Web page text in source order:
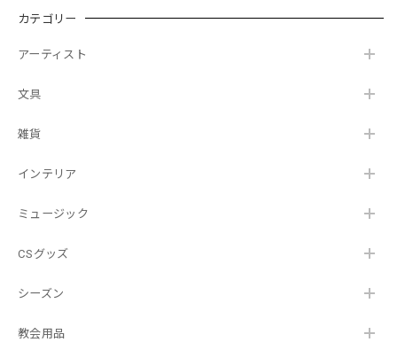
カテゴリー
アーティスト
文具
雑貨
インテリア
ミュージック
CSグッズ
シーズン
教会用品